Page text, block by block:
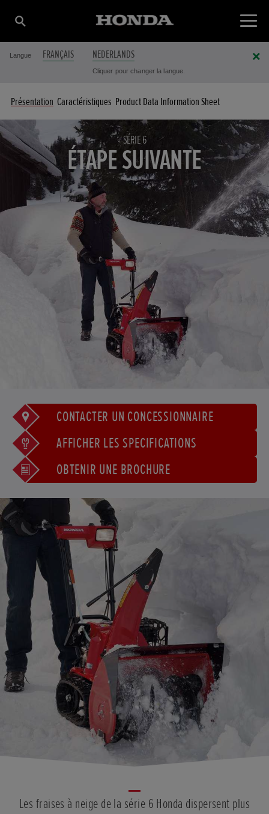
Langue FRANÇAIS NEDERLANDS
Cliquer pour changer la langue.
Présentation Caractéristiques Product Data Information Sheet
SÉRIE 6
ÉTAPE SUIVANTE
CONTACTER UN CONCESSIONNAIRE
AFFICHER LES SPÉCIFICATIONS
OBTENIR UNE BROCHURE
Les fraises à neige de la série 6 Honda dispersent plus